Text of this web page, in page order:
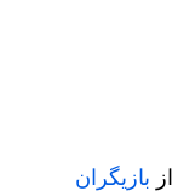
بازیگران